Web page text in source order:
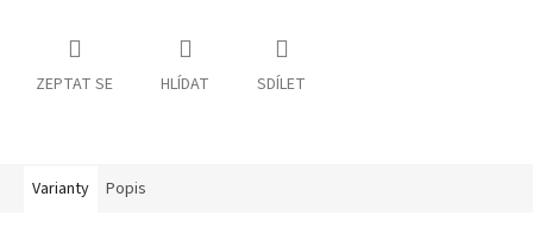
ZEPTAT SE HLÍDAT SDÍLET
Varianty Popis